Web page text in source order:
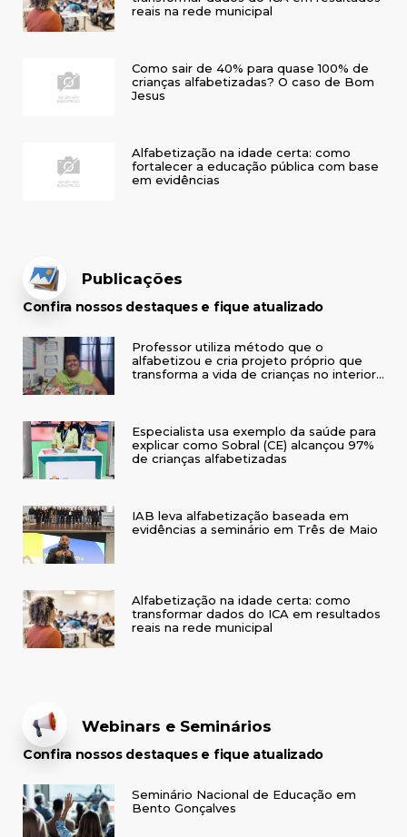
reais na rede municipal
Como sair de 40% para quase 100% de
crianças alfabetizadas? O caso de Bom
Jesus
Alfabetização na idade certa: como
fortalecer a educação pública com base
em evidências
Publicações
Confira nossos destaques e fique atualizado
Professor utiliza método que o
alfabetizou e cria projeto próprio que
transforma a vida de crianças no interior
Especialista usa exemplo da saúde para
explicar como Sobral (CE) alcançou 97%
de crianças alfabetizadas
IAB leva alfabetização baseada em
evidências a seminário em Três de Maio
Alfabetização na idade certa: como
transformar dados do ICA em resultados
reais na rede municipal
Webinars e Seminários
Confira nossos destaques e fique atualizado
Seminário Nacional de Educação em
Bento Gonçalves